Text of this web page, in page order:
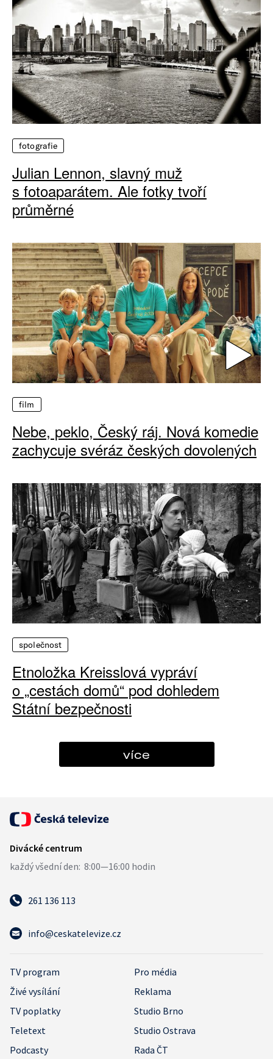
fotografie
Julian Lennon, slavný muž
s fotoaparátem. Ale fotky tvoří
průměrné
film
Nebe, peklo, Český ráj. Nová komedie
zachycuje svéráz českých dovolených
společnost
Etnoložka Kreisslová vypráví
o „cestách domů“ pod dohledem
Státní bezpečnosti
více
261 136 113
info@ceskatelevize.cz
TV program
Pro média
Živé vysílání
Reklama
TV poplatky
Studio Brno
Teletext
Studio Ostrava
Podcasty
Rada ČT